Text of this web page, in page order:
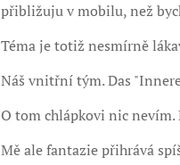
přibližuju v mobilu, než
Téma je totiž nesmírně
Náš vnitřní tým. Das
O tom chlápkovi nic
Mě ale fantazie přihrává